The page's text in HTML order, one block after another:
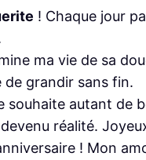
! Chaque jour
ma vie de sa
grandir sans fin.
souhaite autant de
réalité.
! Mon